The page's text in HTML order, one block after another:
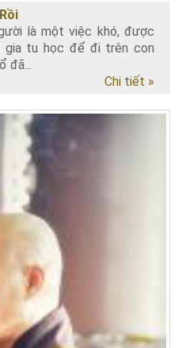
là một việc khó, được
gia tu học để đi trên con
đã...
Chi tiết »